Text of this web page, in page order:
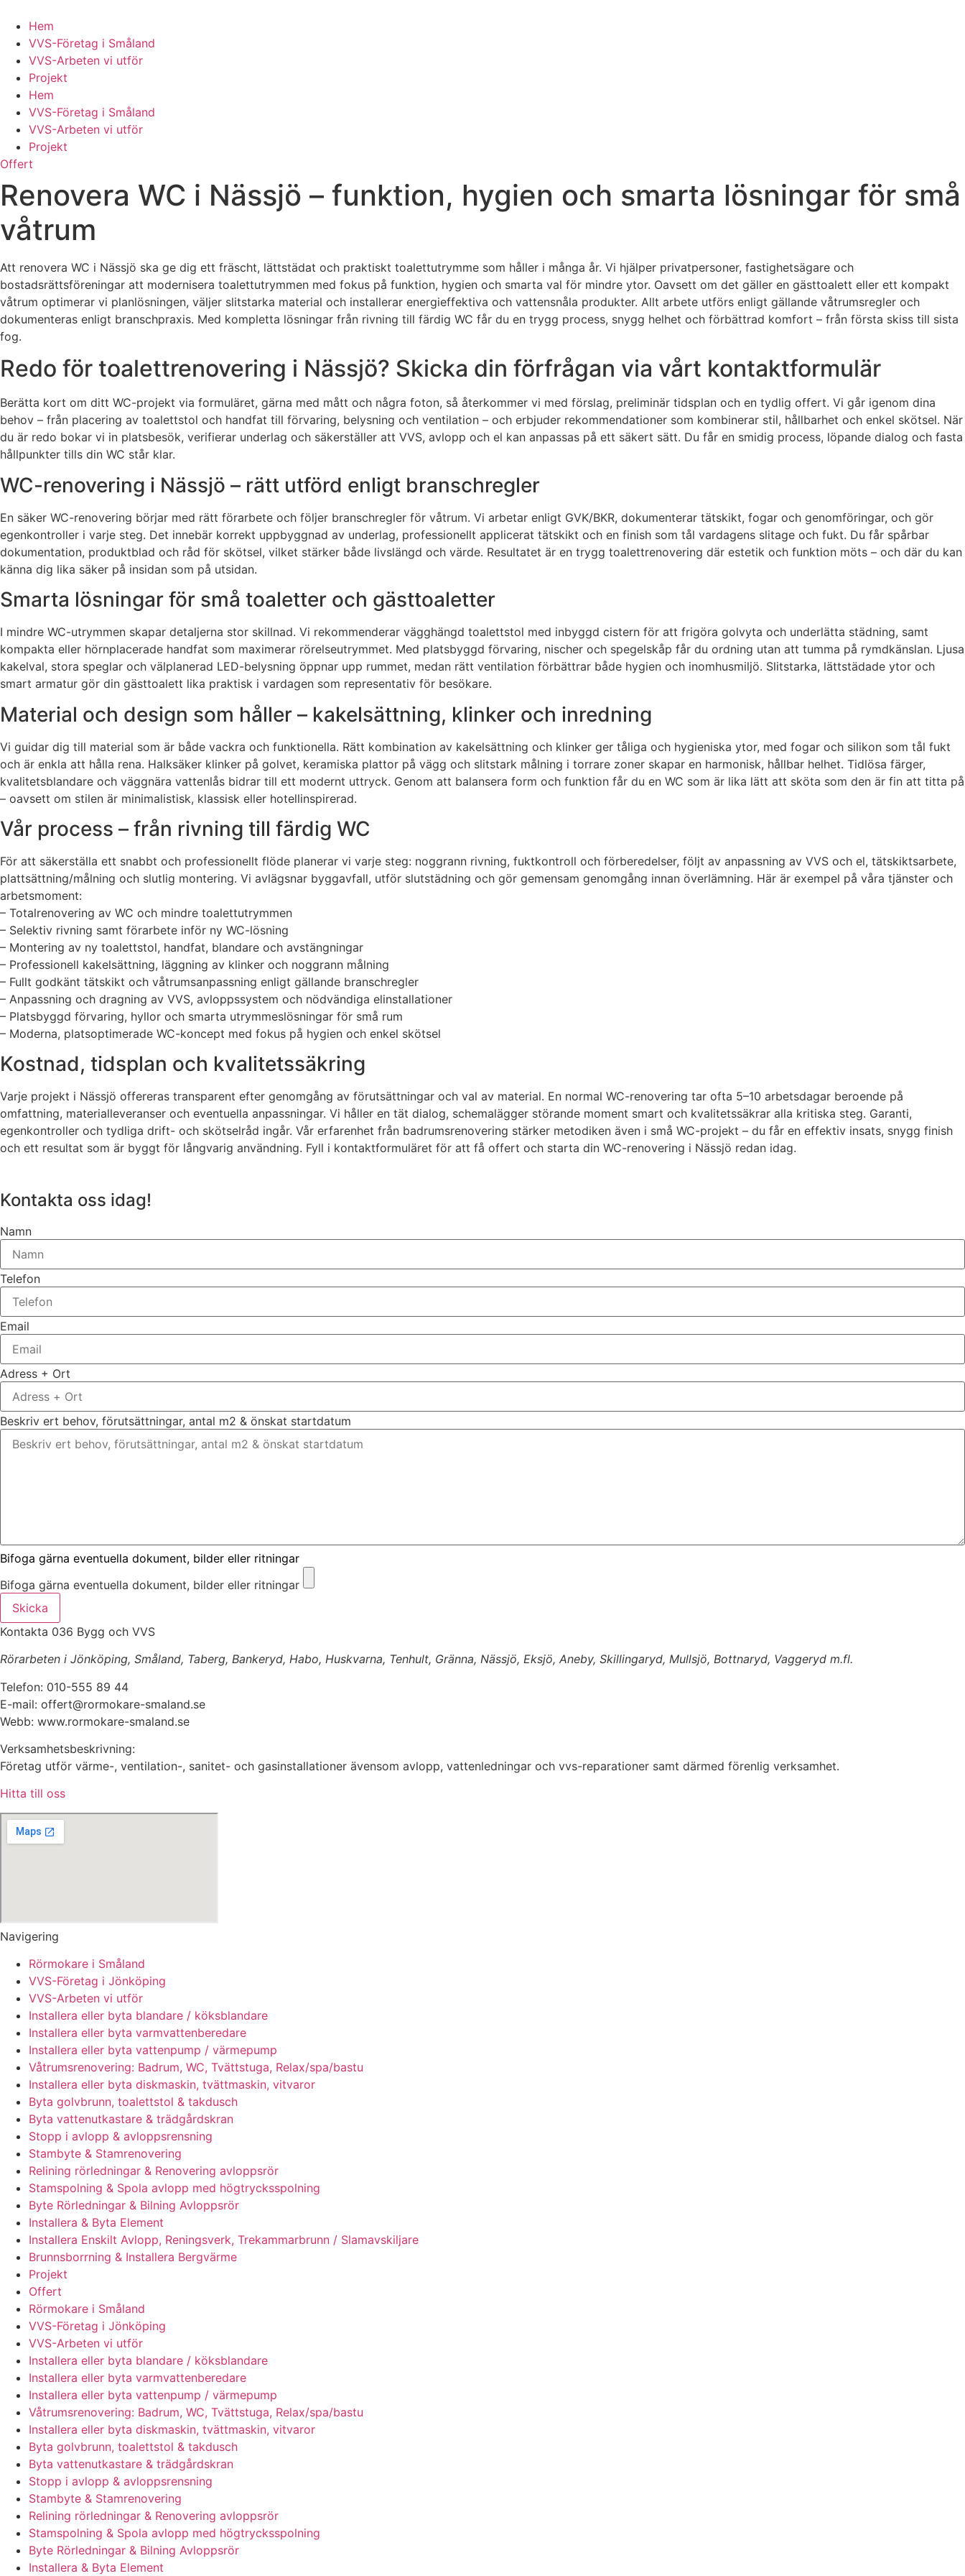
content
Hem
VVS-Företag i Småland
VVS-Arbeten vi utför
Projekt
Hem
VVS-Företag i Småland
VVS-Arbeten vi utför
Projekt
Offert
Renovera WC i Nässjö – funktion, hygien och smarta lösningar för små
våtrum
Att renovera WC i Nässjö ska ge dig ett fräscht, lättstädat och praktiskt toalettutrymme som håller i många år. Vi hjälper privatpersoner, fastighetsägare och
bostadsrättsföreningar att modernisera toalettutrymmen med fokus på funktion, hygien och smarta val för mindre ytor. Oavsett om det gäller en gästtoalett eller ett kompakt
våtrum optimerar vi planlösningen, väljer slitstarka material och installerar energieffektiva och vattensnåla produkter. Allt arbete utförs enligt gällande våtrumsregler och
dokumenteras enligt branschpraxis. Med kompletta lösningar från rivning till färdig WC får du en trygg process, snygg helhet och förbättrad komfort – från första skiss till sista
fog.
Redo för toalettrenovering i Nässjö? Skicka din förfrågan via vårt kontaktformulär
Berätta kort om ditt WC-projekt via formuläret, gärna med mått och några foton, så återkommer vi med förslag, preliminär tidsplan och en tydlig offert. Vi går igenom dina
behov – från placering av toalettstol och handfat till förvaring, belysning och ventilation – och erbjuder rekommendationer som kombinerar stil, hållbarhet och enkel skötsel. När
du är redo bokar vi in platsbesök, verifierar underlag och säkerställer att VVS, avlopp och el kan anpassas på ett säkert sätt. Du får en smidig process, löpande dialog och fasta
hållpunkter tills din WC står klar.
WC-renovering i Nässjö – rätt utförd enligt branschregler
En säker WC-renovering börjar med rätt förarbete och följer branschregler för våtrum. Vi arbetar enligt GVK/BKR, dokumenterar tätskikt, fogar och genomföringar, och gör
egenkontroller i varje steg. Det innebär korrekt uppbyggnad av underlag, professionellt applicerat tätskikt och en finish som tål vardagens slitage och fukt. Du får spårbar
dokumentation, produktblad och råd för skötsel, vilket stärker både livslängd och värde. Resultatet är en trygg toalettrenovering där estetik och funktion möts – och där du kan
känna dig lika säker på insidan som på utsidan.
Smarta lösningar för små toaletter och gästtoaletter
I mindre WC-utrymmen skapar detaljerna stor skillnad. Vi rekommenderar vägghängd toalettstol med inbyggd cistern för att frigöra golvyta och underlätta städning, samt
kompakta eller hörnplacerade handfat som maximerar rörelseutrymmet. Med platsbyggd förvaring, nischer och spegelskåp får du ordning utan att tumma på rymdkänslan. Ljusa
kakelval, stora speglar och välplanerad LED-belysning öppnar upp rummet, medan rätt ventilation förbättrar både hygien och inomhusmiljö. Slitstarka, lättstädade ytor och
smart armatur gör din gästtoalett lika praktisk i vardagen som representativ för besökare.
Material och design som håller – kakelsättning, klinker och inredning
Vi guidar dig till material som är både vackra och funktionella. Rätt kombination av kakelsättning och klinker ger tåliga och hygieniska ytor, med fogar och silikon som tål fukt
och är enkla att hålla rena. Halksäker klinker på golvet, keramiska plattor på vägg och slitstark målning i torrare zoner skapar en harmonisk, hållbar helhet. Tidlösa färger,
kvalitetsblandare och väggnära vattenlås bidrar till ett modernt uttryck. Genom att balansera form och funktion får du en WC som är lika lätt att sköta som den är fin att titta på
– oavsett om stilen är minimalistisk, klassisk eller hotellinspirerad.
Vår process – från rivning till färdig WC
För att säkerställa ett snabbt och professionellt flöde planerar vi varje steg: noggrann rivning, fuktkontroll och förberedelser, följt av anpassning av VVS och el, tätskiktsarbete,
plattsättning/målning och slutlig montering. Vi avlägsnar byggavfall, utför slutstädning och gör gemensam genomgång innan överlämning. Här är exempel på våra tjänster och
arbetsmoment:
– Totalrenovering av WC och mindre toalettutrymmen
– Selektiv rivning samt förarbete inför ny WC-lösning
– Montering av ny toalettstol, handfat, blandare och avstängningar
– Professionell kakelsättning, läggning av klinker och noggrann målning
– Fullt godkänt tätskikt och våtrumsanpassning enligt gällande branschregler
– Anpassning och dragning av VVS, avloppssystem och nödvändiga elinstallationer
– Platsbyggd förvaring, hyllor och smarta utrymmeslösningar för små rum
– Moderna, platsoptimerade WC-koncept med fokus på hygien och enkel skötsel
Kostnad, tidsplan och kvalitetssäkring
Varje projekt i Nässjö offereras transparent efter genomgång av förutsättningar och val av material. En normal WC-renovering tar ofta 5–10 arbetsdagar beroende på
omfattning, materialleveranser och eventuella anpassningar. Vi håller en tät dialog, schemalägger störande moment smart och kvalitetssäkrar alla kritiska steg. Garanti,
egenkontroller och tydliga drift- och skötselråd ingår. Vår erfarenhet från badrumsrenovering stärker metodiken även i små WC-projekt – du får en effektiv insats, snygg finish
och ett resultat som är byggt för långvarig användning. Fyll i kontaktformuläret för att få offert och starta din WC-renovering i Nässjö redan idag.
Kontakta oss idag!
Namn
Telefon
Email
Adress + Ort
Beskriv ert behov, förutsättningar, antal m2 & önskat startdatum
Bifoga gärna eventuella dokument, bilder eller ritningar
Bifoga gärna eventuella dokument, bilder eller ritningar
Skicka
Kontakta 036 Bygg och VVS
Rörarbeten i Jönköping, Småland, Taberg, Bankeryd, Habo, Huskvarna, Tenhult, Gränna, Nässjö, Eksjö, Aneby, Skillingaryd, Mullsjö, Bottnaryd, Vaggeryd m.fl.
Telefon: 010-555 89 44
E-mail: offert@rormokare-smaland.se
Webb: www.rormokare-smaland.se
Verksamhetsbeskrivning:
Företag utför värme-, ventilation-, sanitet- och gasinstallationer ävensom avlopp, vattenledningar och vvs-reparationer samt därmed förenlig verksamhet.
Hitta till oss
Navigering
Rörmokare i Småland
VVS-Företag i Jönköping
VVS-Arbeten vi utför
Installera eller byta blandare / köksblandare
Installera eller byta varmvattenberedare
Installera eller byta vattenpump / värmepump
Våtrumsrenovering: Badrum, WC, Tvättstuga, Relax/spa/bastu
Installera eller byta diskmaskin, tvättmaskin, vitvaror
Byta golvbrunn, toalettstol & takdusch
Byta vattenutkastare & trädgårdskran
Stopp i avlopp & avloppsrensning
Stambyte & Stamrenovering
Relining rörledningar & Renovering avloppsrör
Stamspolning & Spola avlopp med högtrycksspolning
Byte Rörledningar & Bilning Avloppsrör
Installera & Byta Element
Installera Enskilt Avlopp, Reningsverk, Trekammarbrunn / Slamavskiljare
Brunnsborrning & Installera Bergvärme
Projekt
Offert
Rörmokare i Småland
VVS-Företag i Jönköping
VVS-Arbeten vi utför
Installera eller byta blandare / köksblandare
Installera eller byta varmvattenberedare
Installera eller byta vattenpump / värmepump
Våtrumsrenovering: Badrum, WC, Tvättstuga, Relax/spa/bastu
Installera eller byta diskmaskin, tvättmaskin, vitvaror
Byta golvbrunn, toalettstol & takdusch
Byta vattenutkastare & trädgårdskran
Stopp i avlopp & avloppsrensning
Stambyte & Stamrenovering
Relining rörledningar & Renovering avloppsrör
Stamspolning & Spola avlopp med högtrycksspolning
Byte Rörledningar & Bilning Avloppsrör
Installera & Byta Element